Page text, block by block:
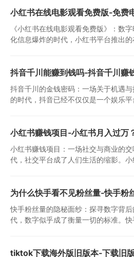
小红书在线电影观看免费版-免费
《小红书在线电影观看免费版》：数
化信息爆炸的时代，小红书平台推出
抖音千川能赚到钱吗-抖音千川赚
抖音千川的金钱密码：一场关于机遇
的时代，抖音已经不仅仅是一个娱乐
小红书赚钱项目-小红书月入过万
小红书赚钱项目：一场社交与商业的
代，社交平台成了人们生活的缩影。
为什么快手看不见粉丝量-快手粉
快手粉丝量的隐秘面纱：探寻数字背
代，数字似乎成了衡量一切的标准。
tiktok下载海外版旧版本-下载旧